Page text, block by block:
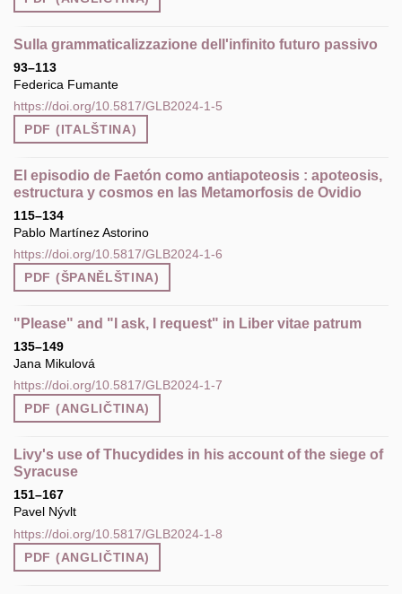
Sulla grammaticalizzazione dell'infinito futuro passivo
93–113
Federica Fumante
https://doi.org/10.5817/GLB2024-1-5
PDF (ITALŠTINA)
El episodio de Faetón como antiapoteosis : apoteosis,
estructura y cosmos en las Metamorfosis de Ovidio
115–134
Pablo Martínez Astorino
https://doi.org/10.5817/GLB2024-1-6
PDF (ŠPANĚLŠTINA)
"Please" and "I ask, I request" in Liber vitae patrum
135–149
Jana Mikulová
https://doi.org/10.5817/GLB2024-1-7
PDF (ANGLIČTINA)
Livy's use of Thucydides in his account of the siege of
Syracuse
151–167
Pavel Nývlt
https://doi.org/10.5817/GLB2024-1-8
PDF (ANGLIČTINA)